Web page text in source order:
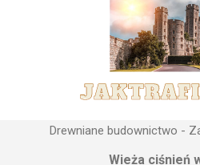
Drewniane budownictwo -
Wieża ciśnień